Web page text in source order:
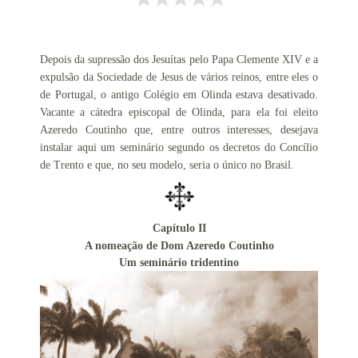
Ambientes que favorecem a prática da virtude
Aniversário da proclamação do dogma da Assunção da
Virgem
Aniversário do Cardeal emérito do Rio de Janeiro
Aniversário do governo do Arcebispo de Olinda e
Antes do consistório, nomeados reúnem-se com o Papa
Anúncio (Kalendas) do Natal do Senhor em 2015
Aprovada beatificação de Irmã Dulce
Ara Dei Christus est!
Arautos do Evangelho e Sucumbíos
Arcebispo brasileiro é o novo Prefeito para os
Depois da supressão dos Jesuítas pelo Papa Clemente XIV e a
expulsão da Sociedade de Jesus de vários reinos, entre eles o
de Portugal, o antigo Colégio em Olinda estava desativado.
Vacante a cátedra episcopal de Olinda, para ela foi eleito
Azeredo Coutinho que, entre outros interesses, desejava
instalar aqui um seminário segundo os decretos do Concílio
de Trento e que, no seu modelo, seria o único no Brasil.
Capítulo II
A nomeação de Dom Azeredo Coutinho
Um seminário tridentino